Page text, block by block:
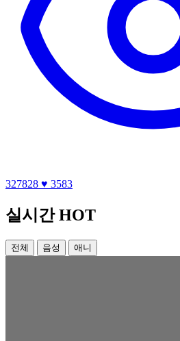
327828 ♥ 3583
실시간 HOT
전체 음성 애니